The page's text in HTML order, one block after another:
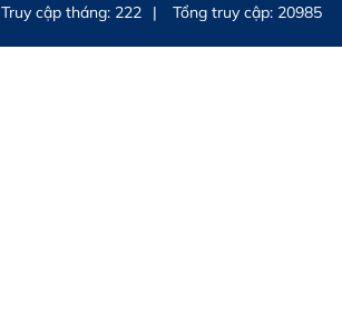
Truy cập tháng: 222 | Tổng truy cập: 20985